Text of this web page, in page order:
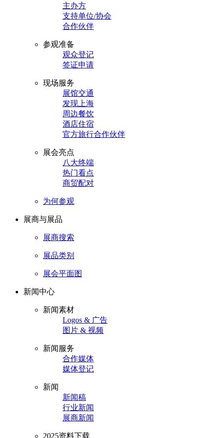
主办方
支持单位/协会
合作伙伴
参观准备
观众登记
签证申请
现场服务
展馆交通
发现上海
周边餐饮
酒店住宿
官方旅行合作伙伴
展会亮点
八大终端
热门看点
商贸配对
为何参观
展商与展品
展商搜索
展品类别
展会平面图
新闻中心
新闻素材
Logos & 广告
图片 & 视频
新闻服务
合作媒体
媒体登记
新闻
新闻稿
行业新闻
展商新闻
2025资料下载